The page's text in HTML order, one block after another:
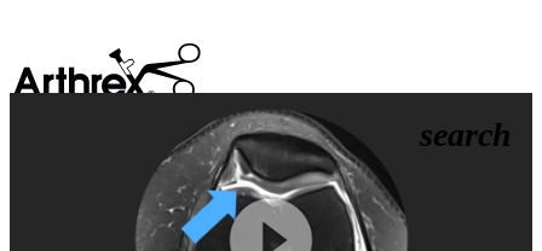
search